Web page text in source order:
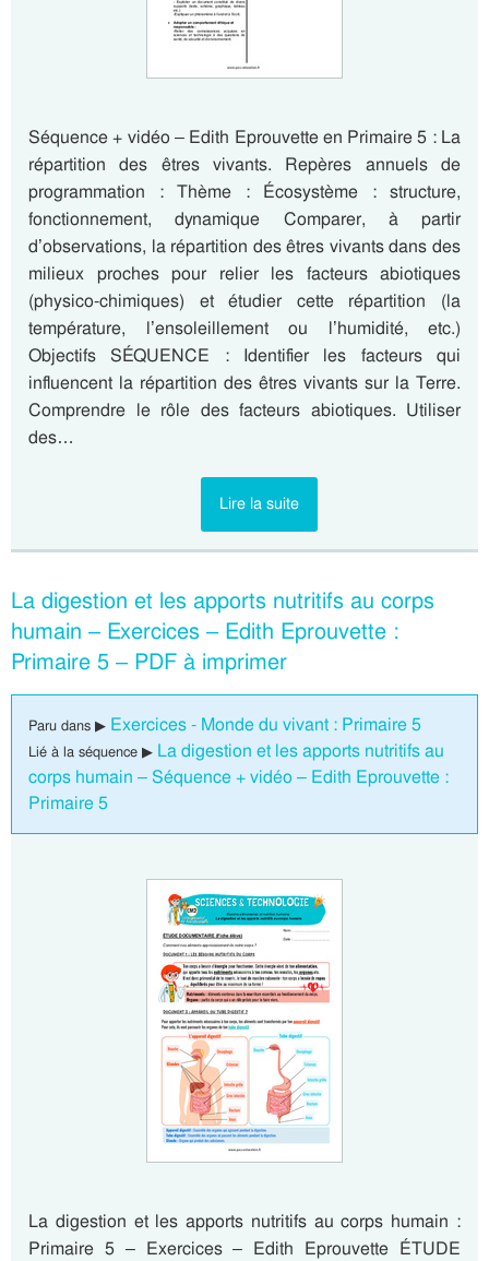
Séquence + vidéo – Edith Eprouvette en Primaire 5 : La
répartition des êtres vivants. Repères annuels de
programmation : Thème : Écosystème : structure,
fonctionnement, dynamique Comparer, à partir
d’observations, la répartition des êtres vivants dans des
milieux proches pour relier les facteurs abiotiques
(physico-chimiques) et étudier cette répartition (la
température, l’ensoleillement ou l’humidité, etc.)
Objectifs SÉQUENCE : Identifier les facteurs qui
influencent la répartition des êtres vivants sur la Terre.
Comprendre le rôle des facteurs abiotiques. Utiliser
des…
Lire la suite
La digestion et les apports nutritifs au corps
humain – Exercices – Edith Eprouvette :
Primaire 5 – PDF à imprimer
Paru dans ▶ Exercices - Monde du vivant : Primaire 5
Lié à la séquence ▶ La digestion et les apports nutritifs au
corps humain – Séquence + vidéo – Edith Eprouvette :
Primaire 5
La digestion et les apports nutritifs au corps humain :
Primaire 5 – Exercices – Edith Eprouvette ÉTUDE